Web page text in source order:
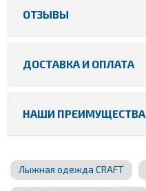
ОТЗЫВЫ
ДОСТАВКА И ОПЛАТА
НАШИ ПРЕИМУЩЕСТВА
Лыжная одежда CRAFT